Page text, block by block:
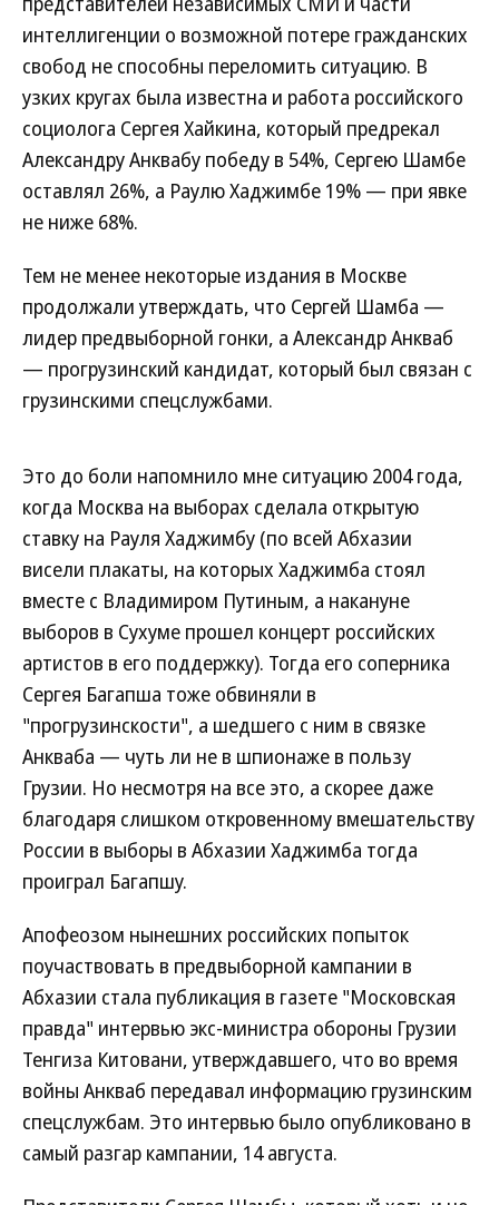
интеллигенции о возможной потере гражданских
свобод не способны переломить ситуацию. В
узких кругах была известна и работа российского
социолога Сергея Хайкина, который предрекал
Александру Анквабу победу в 54%, Сергею Шамбе
оставлял 26%, а Раулю Хаджимбе 19% — при явке
не ниже 68%.
Тем не менее некоторые издания в Москве
продолжали утверждать, что Сергей Шамба —
лидер предвыборной гонки, а Александр Анкваб
— прогрузинский кандидат, который был связан с
грузинскими спецслужбами.
Это до боли напомнило мне ситуацию 2004 года,
когда Москва на выборах сделала открытую
ставку на Рауля Хаджимбу (по всей Абхазии
висели плакаты, на которых Хаджимба стоял
вместе с Владимиром Путиным, а накануне
выборов в Сухуме прошел концерт российских
артистов в его поддержку). Тогда его соперника
Сергея Багапша тоже обвиняли в
"прогрузинскости", а шедшего с ним в связке
Анкваба — чуть ли не в шпионаже в пользу
Грузии. Но несмотря на все это, а скорее даже
благодаря слишком откровенному вмешательству
России в выборы в Абхазии Хаджимба тогда
проиграл Багапшу.
Апофеозом нынешних российских попыток
поучаствовать в предвыборной кампании в
Абхазии стала публикация в газете "Московская
правда" интервью экс-министра обороны Грузии
Тенгиза Китовани, утверждавшего, что во время
войны Анкваб передавал информацию грузинским
спецслужбам. Это интервью было опубликовано в
самый разгар кампании, 14 августа.